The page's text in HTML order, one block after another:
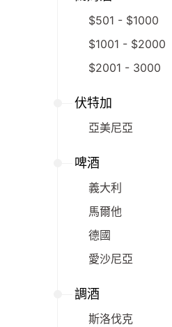
$501 - $1000
$1001 - $2000
$2001 - 3000
伏特加
亞美尼亞
啤酒
義大利
馬爾他
德國
愛沙尼亞
調酒
斯洛伐克